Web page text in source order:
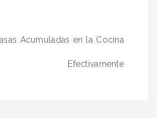
Acumuladas en la Cocina
Efectivamente